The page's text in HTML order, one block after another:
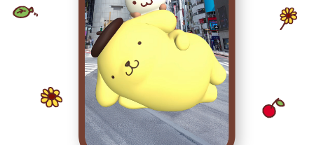
プリンがたくさんのおともだちからほめられ、
お祝いされるデザイン☆